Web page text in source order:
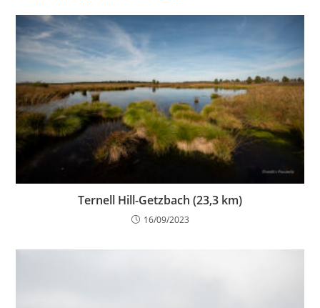
Ternell Hill-Getzbach (23,3 km)
16/09/2023